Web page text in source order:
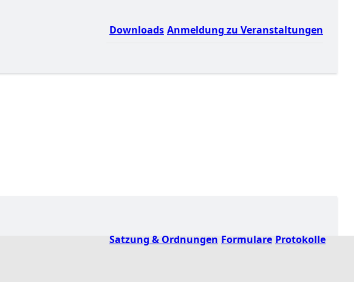
Downloads Anmeldung zu Veranstaltungen
Satzung & Ordnungen Formulare Protokolle